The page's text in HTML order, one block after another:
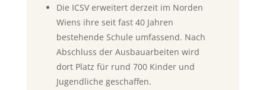
Die ICSV erweitert derzeit im Norden
Wiens ihre seit fast 40 Jahren
bestehende Schule umfassend. Nach
Abschluss der Ausbauarbeiten wird
dort Platz für rund 700 Kinder und
Jugendliche geschaffen.